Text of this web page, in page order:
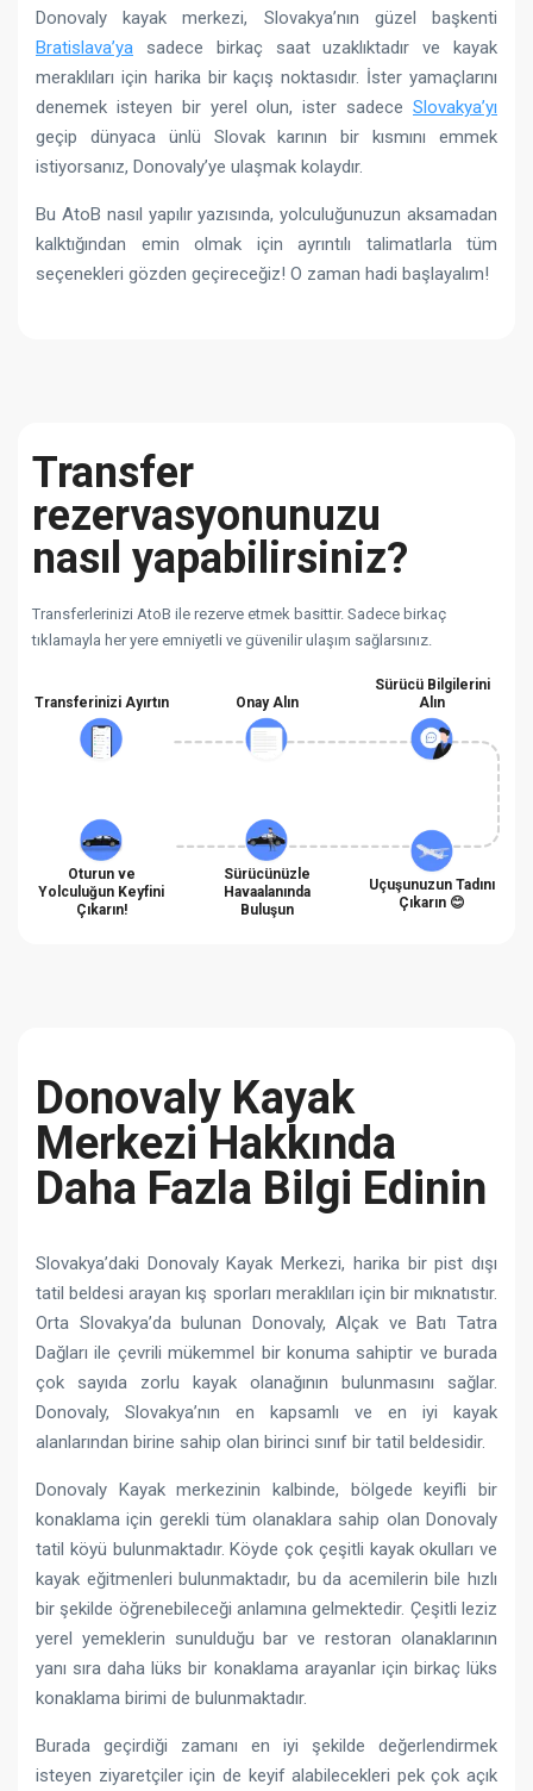
Donovaly kayak merkezi, Slovakya’nın güzel başkenti
Bratislava’ya sadece birkaç saat uzaklıktadır ve kayak
meraklıları için harika bir kaçış noktasıdır. İster yamaçlarını
denemek isteyen bir yerel olun, ister sadece Slovakya’yı
geçip dünyaca ünlü Slovak karının bir kısmını emmek
istiyorsanız, Donovaly’ye ulaşmak kolaydır.
Bu AtoB nasıl yapılır yazısında, yolculuğunuzun aksamadan
kalktığından emin olmak için ayrıntılı talimatlarla tüm
seçenekleri gözden geçireceğiz! O zaman hadi başlayalım!
Transfer
rezervasyonunuzu
nasıl yapabilirsiniz?
Transferlerinizi AtoB ile rezerve etmek basittir. Sadece birkaç
tıklamayla her yere emniyetli ve güvenilir ulaşım sağlarsınız.
Transferinizi Ayırtın Onay Alın
Sürücü Bilgilerini
Alın
Oturun ve
Yolculuğun Keyfini
Çıkarın!
Sürücünüzle
Havaalanında
Buluşun
Uçuşunuzun Tadını
Çıkarın 😊
Donovaly Kayak
Merkezi Hakkında
Daha Fazla Bilgi Edinin
Slovakya’daki Donovaly Kayak Merkezi, harika bir pist dışı
tatil beldesi arayan kış sporları meraklıları için bir mıknatıstır.
Orta Slovakya’da bulunan Donovaly, Alçak ve Batı Tatra
Dağları ile çevrili mükemmel bir konuma sahiptir ve burada
çok sayıda zorlu kayak olanağının bulunmasını sağlar.
Donovaly, Slovakya’nın en kapsamlı ve en iyi kayak
alanlarından birine sahip olan birinci sınıf bir tatil beldesidir.
Donovaly Kayak merkezinin kalbinde, bölgede keyifli bir
konaklama için gerekli tüm olanaklara sahip olan Donovaly
tatil köyü bulunmaktadır. Köyde çok çeşitli kayak okulları ve
kayak eğitmenleri bulunmaktadır, bu da acemilerin bile hızlı
bir şekilde öğrenebileceği anlamına gelmektedir. Çeşitli leziz
yerel yemeklerin sunulduğu bar ve restoran olanaklarının
yanı sıra daha lüks bir konaklama arayanlar için birkaç lüks
konaklama birimi de bulunmaktadır.
Burada geçirdiği zamanı en iyi şekilde değerlendirmek
isteyen ziyaretçiler için de keyif alabilecekleri pek çok açık